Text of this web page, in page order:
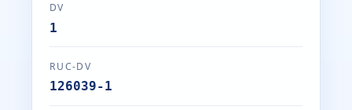
DV
1
RUC-DV
126039-1